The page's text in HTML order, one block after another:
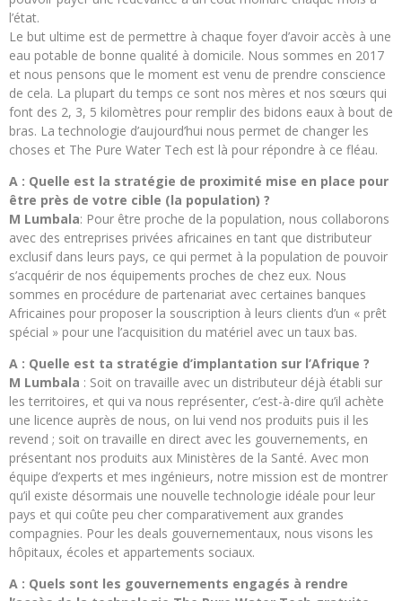
l’état.
Le but ultime est de permettre à chaque foyer d’avoir accès à une
eau potable de bonne qualité à domicile. Nous sommes en 2017
et nous pensons que le moment est venu de prendre conscience
de cela. La plupart du temps ce sont nos mères et nos sœurs qui
font des 2, 3, 5 kilomètres pour remplir des bidons eaux à bout de
bras. La technologie d’aujourd’hui nous permet de changer les
choses et The Pure Water Tech est là pour répondre à ce fléau.
A : Quelle est la stratégie de proximité mise en place pour
être près de votre cible (la population) ?
M Lumbala: Pour être proche de la population, nous collaborons
avec des entreprises privées africaines en tant que distributeur
exclusif dans leurs pays, ce qui permet à la population de pouvoir
s’acquérir de nos équipements proches de chez eux. Nous
sommes en procédure de partenariat avec certaines banques
Africaines pour proposer la souscription à leurs clients d’un « prêt
spécial » pour une l’acquisition du matériel avec un taux bas.
A : Quelle est ta stratégie d’implantation sur l’Afrique ?
M Lumbala : Soit on travaille avec un distributeur déjà établi sur
les territoires, et qui va nous représenter, c’est-à-dire qu’il achète
une licence auprès de nous, on lui vend nos produits puis il les
revend ; soit on travaille en direct avec les gouvernements, en
présentant nos produits aux Ministères de la Santé. Avec mon
équipe d’experts et mes ingénieurs, notre mission est de montrer
qu’il existe désormais une nouvelle technologie idéale pour leur
pays et qui coûte peu cher comparativement aux grandes
compagnies. Pour les deals gouvernementaux, nous visons les
hôpitaux, écoles et appartements sociaux.
A : Quels sont les gouvernements engagés à rendre